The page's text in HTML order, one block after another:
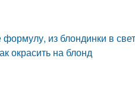
из блондинки в
окрасить на блонд